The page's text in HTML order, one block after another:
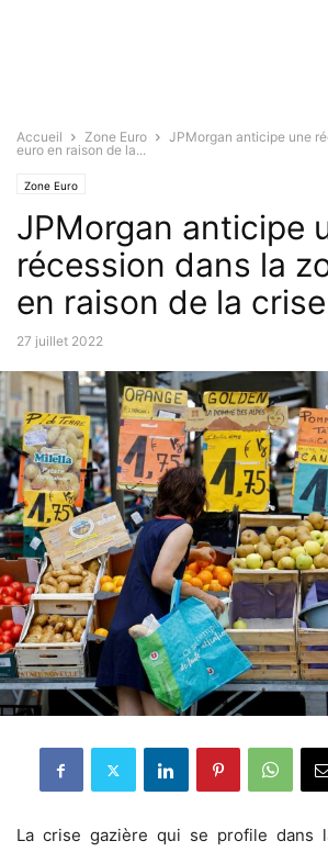
Accueil Zone Euro
JPMorgan anticipe une
euro en raison de la...
Zone Euro
JPMorgan anticipe
récession dans la
en raison de la
27 juillet 2022
La crise gazière qui se profile dans